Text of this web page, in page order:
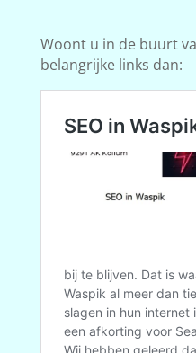
Woont u in de buurt
belangrijke links dan: